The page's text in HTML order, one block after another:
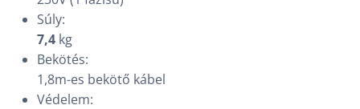
Súly:
7,4kg
Bekötés:
1,8m-es bekötő kábel
Védelem: